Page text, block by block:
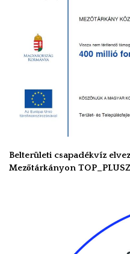
Belterületi csapadékvíz
Mezőtárkányon